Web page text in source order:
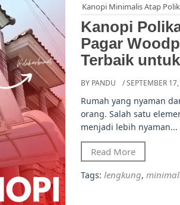
Kanopi Minimalis Atap
Kanopi
Pagar
Terbaik
BY PANDU / SEPTEMBER
Rumah yang nyaman
orang. Salah satu
menjadi lebih nyaman...
Read More
Tags:lengkung,